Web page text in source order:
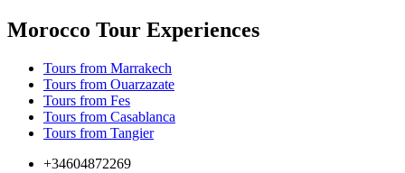
Morocco Tour Experiences
Tours from Marrakech
Tours from Ouarzazate
Tours from Fes
Tours from Casablanca
Tours from Tangier
+34604872269